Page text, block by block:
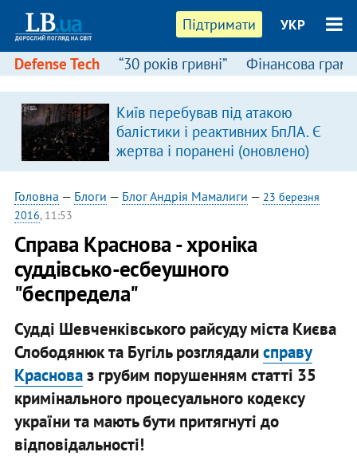
Підтримати УКР
Defense Tech “30 років гривні” Фінансова
Київ перебував під атакою
балістики і реактивних БпЛА. Є
жертва і поранені (оновлено)
Головна — Блоги — Блог Андрія Мамалиги — 23 березня
2016, 11:53
Справа Краснова - хроніка
суддівсько-есбеушного
"беспредела"
Судді Шевченківського райсуду міста Києва
Слободянюк та Бугіль розглядалисправу
Красноваз грубим порушенням статті 35
кримінального процесуального кодексу
україни та мають бути притягнуті до
відповідальності!